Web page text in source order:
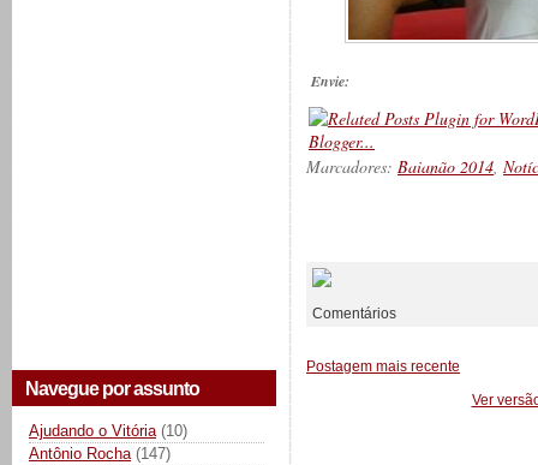
Navegue por assunto
Ajudando o Vitória (10)
Antônio Rocha (147)
Envie:
Marcadores: Baianão 2014,
Comentários
Postagem mais recente
Ver